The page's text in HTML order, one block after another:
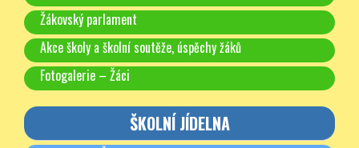
Žákovský parlament
Akce školy a školní soutěže, úspěchy žáků
Fotogalerie – Žáci
ŠKOLNÍ JÍDELNA